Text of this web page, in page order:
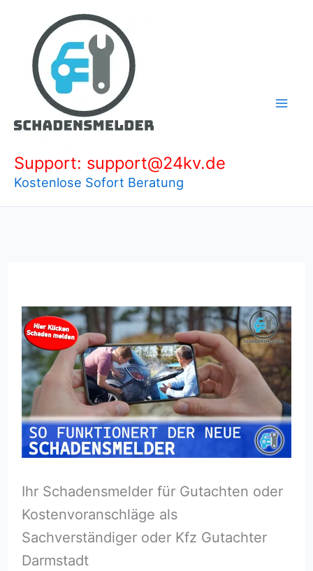
springen
Support: support@24kv.de
Kostenlose Sofort Beratung
Ihr Schadensmelder für Gutachten oder
Kostenvoranschläge als
Sachverständiger oder Kfz Gutachter
Darmstadt